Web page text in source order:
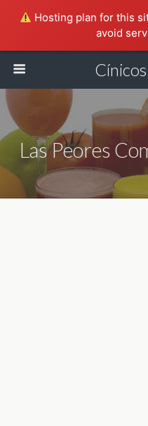
Hosting plan for this
avoid
Las Peores